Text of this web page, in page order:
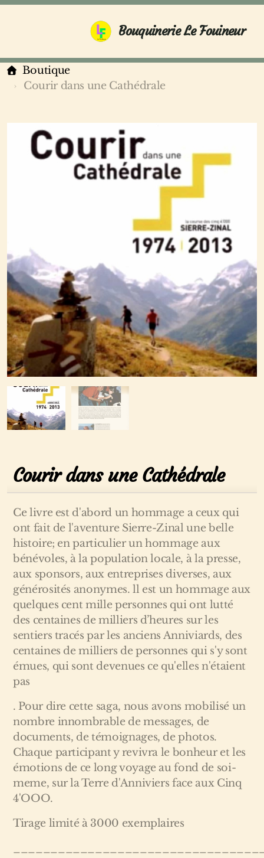
Bouquinerie Le Fouineur
Boutique
Courir dans une Cathédrale
Courir dans une Cathédrale
Ce livre est d'abord un hommage a ceux qui
ont fait de l'aventure Sierre-Zinal une belle
histoire; en particulier un hommage aux
bénévoles, à la population locale, à la presse,
aux sponsors, aux entreprises diverses, aux
générosités anonymes. ll est un hommage aux
quelques cent mille personnes qui ont lutté
des centaines de milliers d’heures sur les
sentiers tracés par les anciens Anniviards, des
centaines de milliers de personnes qui s'y sont
émues, qui sont devenues ce qu'elles n'étaient
pas
. Pour dire cette saga, nous avons mobilisé un
nombre innombrable de messages, de
documents, de témoignages, de photos.
Chaque participant y revivra le bonheur et les
émotions de ce long voyage au fond de soi-
meme, sur la Terre d'Anniviers face aux Cinq
4'OOO.
Tirage limité à 3000 exemplaires